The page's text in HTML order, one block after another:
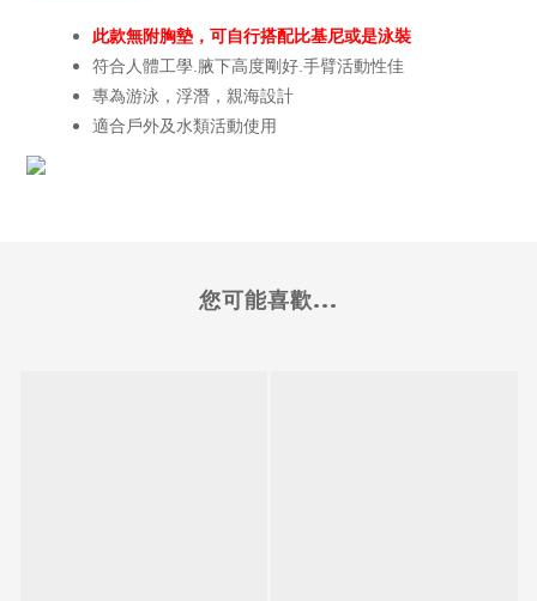
此款無附胸墊，可自行搭配比基尼或是泳裝
符合人體工學.腋下高度剛好.手臂活動性佳
專為游泳，浮潛，親海設計
適合戶外及水類活動使用
您可能喜歡...